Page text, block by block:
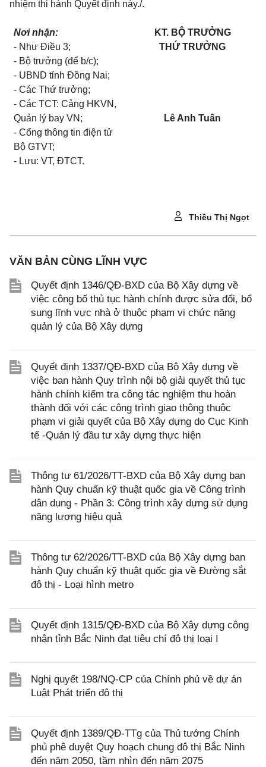
nhiệm thi hành Quyết định này./.
Nơi nhận:
- Như Điều 3;
- Bộ trưởng (để b/c);
- UBND tỉnh Đồng Nai;
- Các Thứ trưởng;
- Các TCT: Cảng HKVN,
Quản lý bay VN;
- Cổng thông tin điện tử
Bộ GTVT;
- Lưu: VT, ĐTCT.
KT. BỘ TRƯỞNG
THỨ TRƯỞNG
Lê Anh Tuấn
Thiều Thị Ngọt
VĂN BẢN CÙNG LĨNH VỰC
Quyết định 1346/QĐ-BXD của Bộ Xây dựng về
việc công bố thủ tục hành chính được sửa đổi, bổ
sung lĩnh vực nhà ở thuộc phạm vi chức năng
quản lý của Bộ Xây dựng
Quyết định 1337/QĐ-BXD của Bộ Xây dựng về
việc ban hành Quy trình nội bộ giải quyết thủ tục
hành chính kiểm tra công tác nghiệm thu hoàn
thành đối với các công trình giao thông thuộc
phạm vi giải quyết của Bộ Xây dựng do Cục Kinh
tế -Quản lý đầu tư xây dựng thực hiện
Thông tư 61/2026/TT-BXD của Bộ Xây dựng ban
hành Quy chuẩn kỹ thuật quốc gia về Công trình
dân dụng - Phần 3: Công trình xây dựng sử dụng
năng lượng hiệu quả
Thông tư 62/2026/TT-BXD của Bộ Xây dựng ban
hành Quy chuẩn kỹ thuật quốc gia về Đường sắt
đô thị - Loại hình metro
Quyết định 1315/QĐ-BXD của Bộ Xây dựng công
nhận tỉnh Bắc Ninh đạt tiêu chí đô thị loại I
Nghị quyết 198/NQ-CP của Chính phủ về dự án
Luật Phát triển đô thị
Quyết định 1389/QĐ-TTg của Thủ tướng Chính
phủ phê duyệt Quy hoạch chung đô thị Bắc Ninh
đến năm 2050, tầm nhìn đến năm 2075